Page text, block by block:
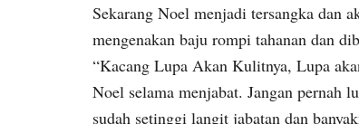
Sekarang Noel menjadi tersangka dan
mengenakan baju rompi tahanan dan
“Kacang Lupa Akan Kulitnya, Lupa
Noel selama menjabat. Jangan pernah
sudah setinggi langit jabatan dan